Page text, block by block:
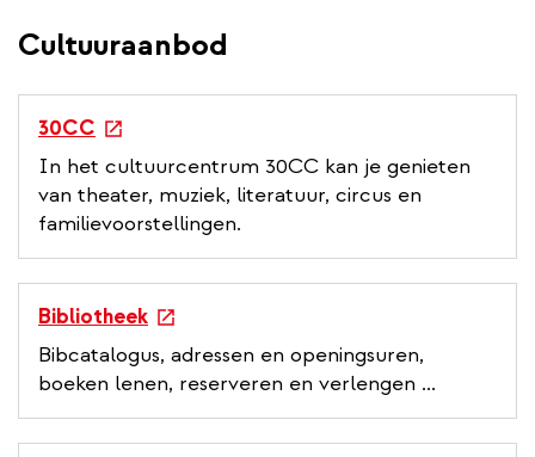
Cultuuraanbod
30CC
e
x
e
l
l
i
n
k
In het cultuurcentrum 30CC kan je genieten
van theater, muziek, literatuur, circus en
familievoorstellingen.
Bibliotheek
e
x
t
Bibcatalogus, adressen en openingsuren,
boeken lenen, reserveren en verlengen ...